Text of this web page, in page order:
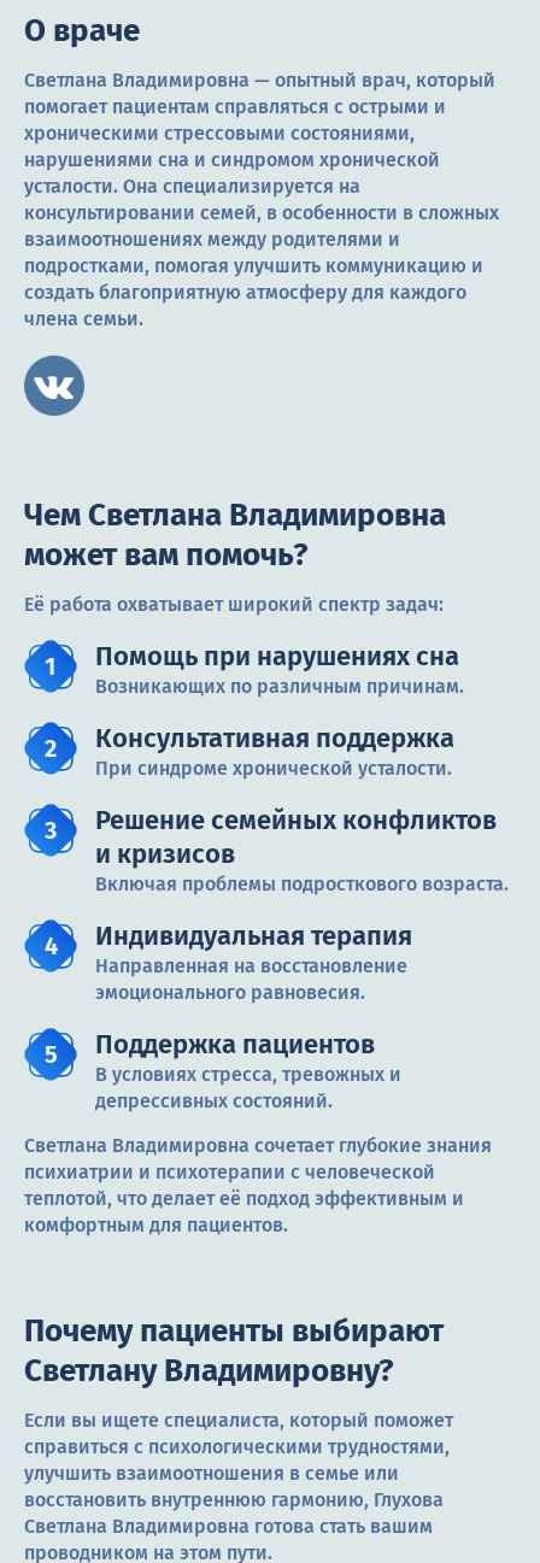
О враче
Светлана Владимировна — опытный врач, который
помогает пациентам справляться с острыми и
хроническими стрессовыми состояниями,
нарушениями сна и синдромом хронической
усталости. Она специализируется на
консультировании семей, в особенности в сложных
взаимоотношениях между родителями и
подростками, помогая улучшить коммуникацию и
создать благоприятную атмосферу для каждого
члена семьи.
Чем Светлана Владимировна
может вам помочь?
Её работа охватывает широкий спектр задач:
Помощь при нарушениях сна
Возникающих по различным причинам.
Консультативная поддержка
При синдроме хронической усталости.
Решение семейных конфликтов
и кризисов
Включая проблемы подросткового возраста.
Индивидуальная терапия
Направленная на восстановление
эмоционального равновесия.
Поддержка пациентов
В условиях стресса, тревожных и
депрессивных состояний.
Светлана Владимировна сочетает глубокие знания
психиатрии и психотерапии с человеческой
теплотой, что делает её подход эффективным и
комфортным для пациентов.
Почему пациенты выбирают
Светлану Владимировну?
Если вы ищете специалиста, который поможет
справиться с психологическими трудностями,
улучшить взаимоотношения в семье или
восстановить внутреннюю гармонию, Глухова
Светлана Владимировна готова стать вашим
проводником на этом пути.